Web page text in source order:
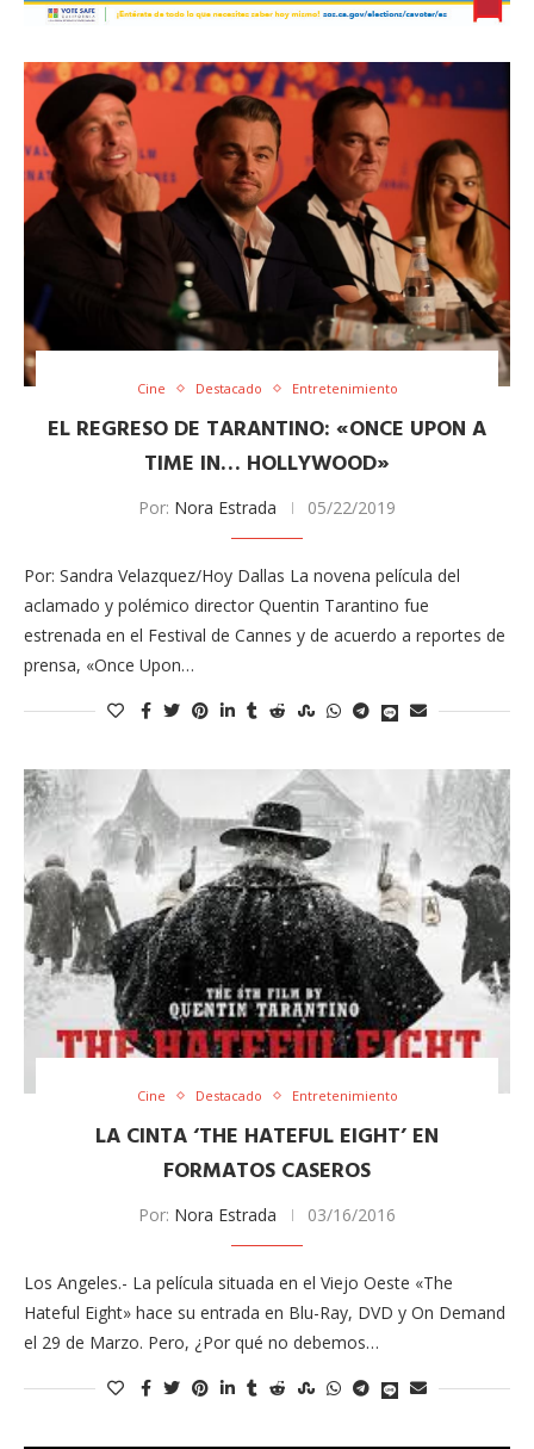
Cine Destacado Entretenimiento
EL REGRESO DE TARANTINO: «ONCE UPON A
TIME IN… HOLLYWOOD»
Por: Nora Estrada 05/22/2019
Por: Sandra Velazquez/Hoy Dallas La novena película del
aclamado y polémico director Quentin Tarantino fue
estrenada en el Festival de Cannes y de acuerdo a reportes de
prensa, «Once Upon…
Cine Destacado Entretenimiento
LA CINTA ‘THE HATEFUL EIGHT’ EN
FORMATOS CASEROS
Por: Nora Estrada 03/16/2016
Los Angeles.- La película situada en el Viejo Oeste «The
Hateful Eight» hace su entrada en Blu-Ray, DVD y On Demand
el 29 de Marzo. Pero, ¿Por qué no debemos…